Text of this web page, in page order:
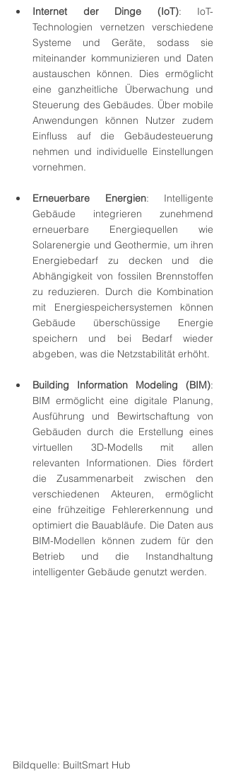
Internet der Dinge (IoT): IoT-
Technologien vernetzen verschiedene
Systeme und Geräte, sodass sie
miteinander kommunizieren und Daten
austauschen können. Dies ermöglicht
eine ganzheitliche Überwachung und
Steuerung des Gebäudes. Über mobile
Anwendungen können Nutzer zudem
Einfluss auf die Gebäudesteuerung
nehmen und individuelle Einstellungen
vornehmen.
Erneuerbare Energien: Intelligente
Gebäude integrieren zunehmend
erneuerbare Energiequellen wie
Solarenergie und Geothermie, um ihren
Energiebedarf zu decken und die
Abhängigkeit von fossilen Brennstoffen
zu reduzieren. Durch die Kombination
mit Energiespeichersystemen können
Gebäude überschüssige Energie
speichern und bei Bedarf wieder
abgeben, was die Netzstabilität erhöht.
Building Information Modeling (BIM):
BIM ermöglicht eine digitale Planung,
Ausführung und Bewirtschaftung von
Gebäuden durch die Erstellung eines
virtuellen 3D-Modells mit allen
relevanten Informationen. Dies fördert
die Zusammenarbeit zwischen den
verschiedenen Akteuren, ermöglicht
eine frühzeitige Fehlererkennung und
optimiert die Bauabläufe. Die Daten aus
BIM-Modellen können zudem für den
Betrieb und die Instandhaltung
intelligenter Gebäude genutzt werden.
Bildquelle: BuiltSmart Hub